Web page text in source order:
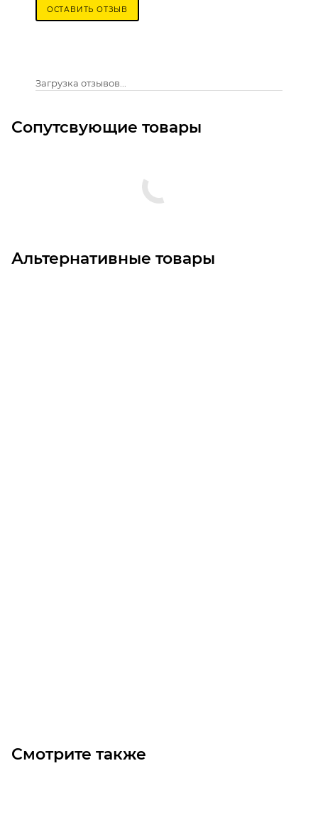
ОСТАВИТЬ ОТЗЫВ
Загрузка отзывов...
Сопутсвующие товары
Альтернативные товары
Смотрите также